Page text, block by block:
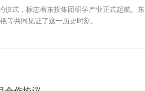
仪式，标志着东投集团研学产业正式起航。东
等共同见证了这一历史时刻。